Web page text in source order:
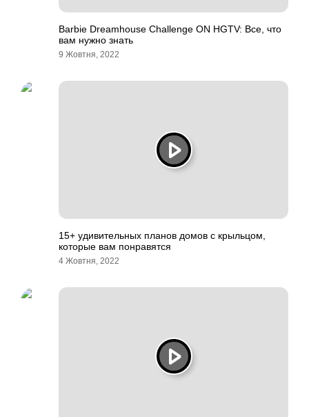
Barbie Dreamhouse Challenge ON HGTV: Все, что
вам нужно знать
9 Жовтня, 2022
15+ удивительных планов домов с крыльцом,
которые вам понравятся
4 Жовтня, 2022